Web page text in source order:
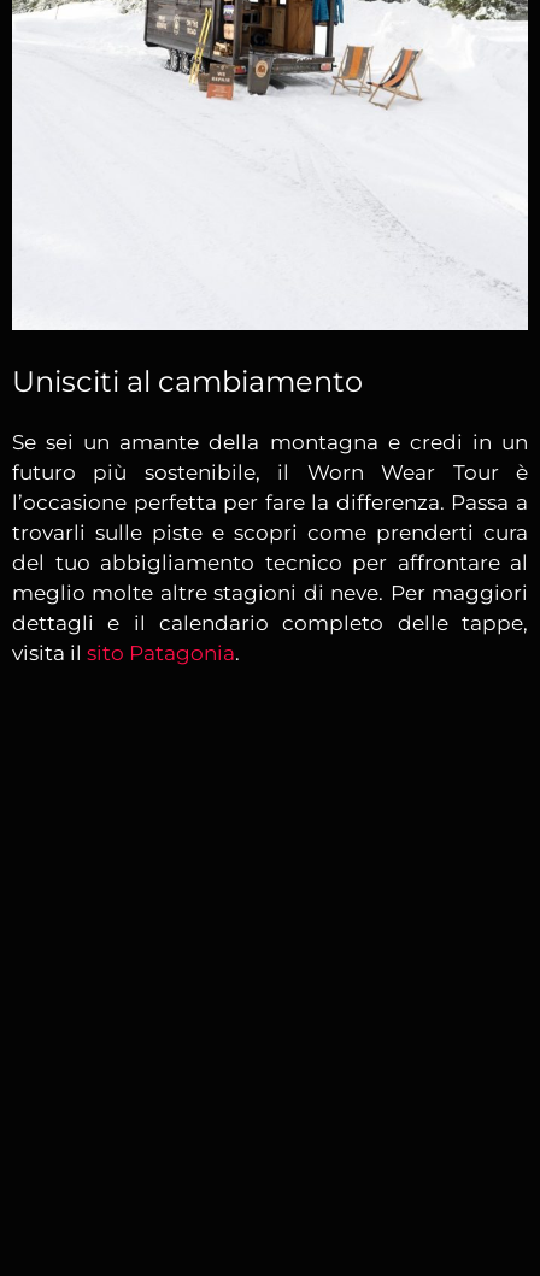
Unisciti al cambiamento
Se sei un amante della montagna e credi in un
futuro più sostenibile, il Worn Wear Tour è
l’occasione perfetta per fare la differenza. Passa a
trovarli sulle piste e scopri come prenderti cura
del tuo abbigliamento tecnico per affrontare al
meglio molte altre stagioni di neve. Per maggiori
dettagli e il calendario completo delle tappe,
visita il sito Patagonia.